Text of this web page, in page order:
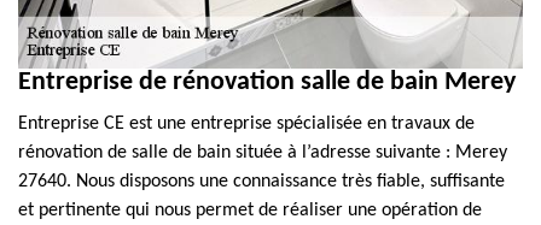
Entreprise de rénovation salle de bain Merey
Entreprise CE est une entreprise spécialisée en travaux de
rénovation de salle de bain située à l’adresse suivante : Merey
27640. Nous disposons une connaissance très fiable, suffisante
et pertinente qui nous permet de réaliser une opération de